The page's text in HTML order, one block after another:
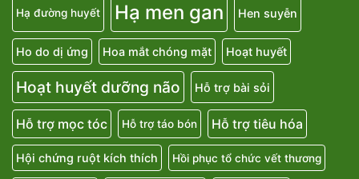
Hạ đường huyết Hạ men gan Hen suyễn
Ho do dị ứng Hoa mắt chóng mặt Hoạt huyết
Hoạt huyết dưỡng não Hỗ trợ bài sỏi
Hỗ trợ mọc tóc Hỗ trợ táo bón Hỗ trợ tiêu hóa
Hội chứng ruột kích thích Hồi phục tổ chức vết thương